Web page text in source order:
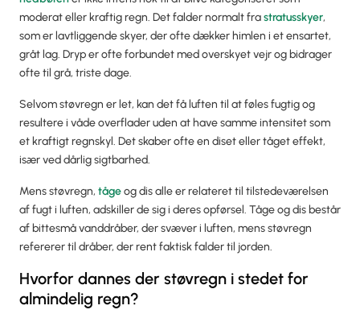
moderat eller kraftig regn. Det falder normalt frastratusskyer,
som er lavtliggende skyer, der ofte dækker himlen i et ensartet,
gråt lag. Dryp er ofte forbundet med overskyet vejr og bidrager
ofte til grå, triste dage.
Selvom støvregn er let, kan det få luften til at føles fugtig og
resultere i våde overflader uden at have samme intensitet som
et kraftigt regnskyl. Det skaber ofte en diset eller tåget effekt,
især ved dårlig sigtbarhed.
Mens støvregn, tågeog dis alle er relateret til tilstedeværelsen
af fugt i luften, adskiller de sig i deres opførsel. Tåge og dis består
af bittesmå vanddråber, der svæver i luften, mens støvregn
refererer til dråber, der rent faktisk falder til jorden.
Hvorfor dannes der støvregn i stedet for
almindelig regn?